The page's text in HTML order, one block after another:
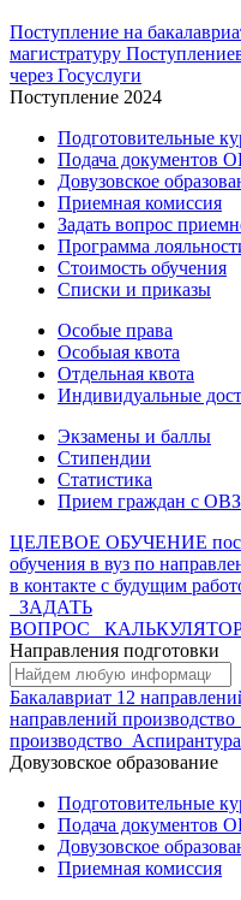
Поступление на
магистратуру
через Госуслуги
Поступление 2024
Подготовительные
Подача
Довузовское
Приемная комиссия
Задать вопрос
Программа
Стоимость обучения
Списки и приказы
Особые права
Особыая квота
Отдельная квота
Индивидуальные
Экзамены и баллы
Стипендии
Статистика
Прием граждан с ОВЗ
ЦЕЛЕВОЕ ОБУЧЕНИЕ
обучения в вуз по
в контакте с будущим
ЗАДАТЬ
ВОПРОС
Направления подготовки
Бакалавриат 12
направлений производство
производство Аспирантура
Довузовское образование
Подготовительные
Подача
Довузовское
Приемная комиссия